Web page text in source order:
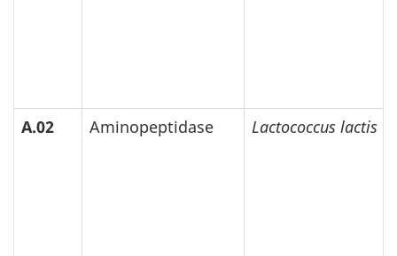
A.02 Aminopeptidase Lactococcus lactis